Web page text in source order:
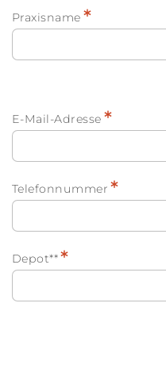
Praxisname *
E-Mail-Adresse *
Telefonnummer *
Depot***